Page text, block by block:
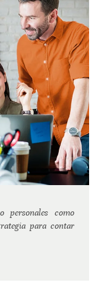
personales como
para contar